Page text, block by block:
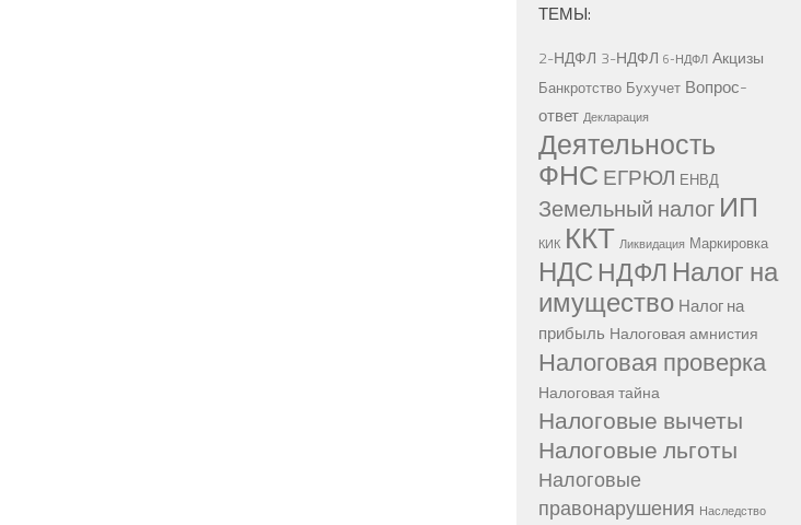
ТЕМЫ:
2-НДФЛ 3-НДФЛ 6-НДФЛ Акцизы
Банкротство Бухучет Вопрос-
ответ Декларация
Деятельность
ФНС ЕГРЮЛ ЕНВД
Земельный налог ИП
КИК ККТ Ликвидация Маркировка
НДС НДФЛ Налог на
имущество Налог на
прибыль Налоговая амнистия
Налоговая проверка
Налоговая тайна
Налоговые вычеты
Налоговые льготы
Налоговые
правонарушения Наследство